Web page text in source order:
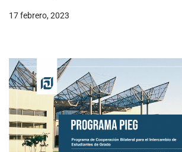
17 febrero, 2023